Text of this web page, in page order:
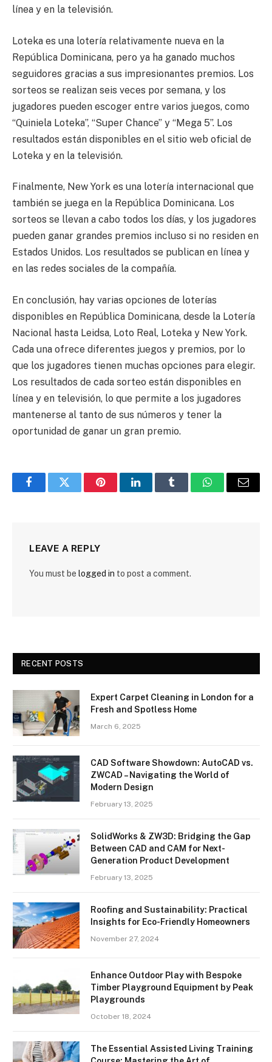
línea y en la televisión.
Loteka es una lotería relativamente nueva en la
República Dominicana, pero ya ha ganado muchos
seguidores gracias a sus impresionantes premios. Los
sorteos se realizan seis veces por semana, y los
jugadores pueden escoger entre varios juegos, como
“Quiniela Loteka”, “Super Chance” y “Mega 5”. Los
resultados están disponibles en el sitio web oficial de
Loteka y en la televisión.
Finalmente, New York es una lotería internacional que
también se juega en la República Dominicana. Los
sorteos se llevan a cabo todos los días, y los jugadores
pueden ganar grandes premios incluso si no residen en
Estados Unidos. Los resultados se publican en línea y
en las redes sociales de la compañía.
En conclusión, hay varias opciones de loterías
disponibles en República Dominicana, desde la Lotería
Nacional hasta Leidsa, Loto Real, Loteka y New York.
Cada una ofrece diferentes juegos y premios, por lo
que los jugadores tienen muchas opciones para elegir.
Los resultados de cada sorteo están disponibles en
línea y en televisión, lo que permite a los jugadores
mantenerse al tanto de sus números y tener la
oportunidad de ganar un gran premio.
FacebookTwitter PinterestLinkedInTumblr WhatsAppEmail
LEAVE A REPLY
You must be logged in to post a comment.
RECENT POSTS
Expert Carpet Cleaning in London for a
Fresh and Spotless Home
March 6, 2025
CAD Software Showdown: AutoCAD vs.
ZWCAD – Navigating the World of
Modern Design
February 13, 2025
SolidWorks & ZW3D: Bridging the Gap
Between CAD and CAM for Next-
Generation Product Development
February 13, 2025
Roofing and Sustainability: Practical
Insights for Eco-Friendly Homeowners
November 27, 2024
Enhance Outdoor Play with Bespoke
Timber Playground Equipment by Peak
Playgrounds
October 18, 2024
The Essential Assisted Living Training